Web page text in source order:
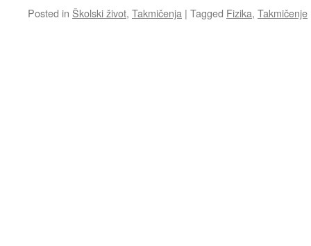
Posted in Školski život, Takmičenja | Tagged Fizika, Takmičenje